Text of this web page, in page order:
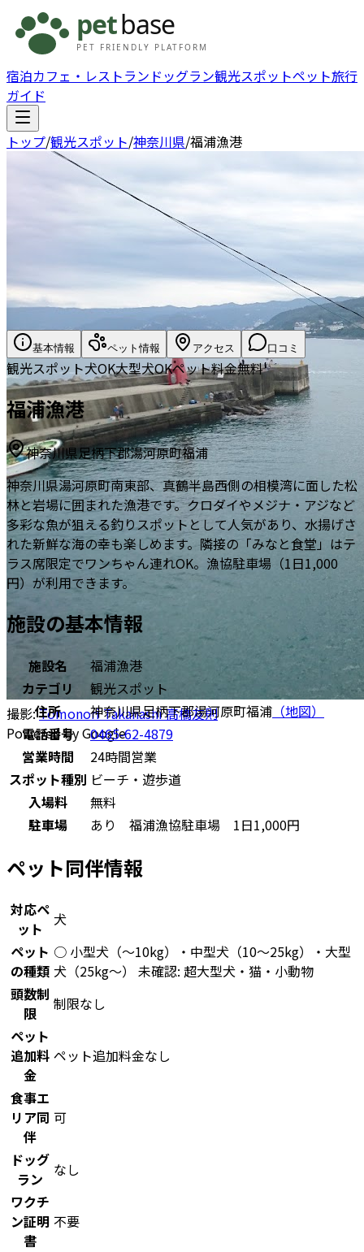
宿泊カフェ・レストラン ドッグラン観光スポットペット旅行
ガイド
トップ/観光スポット/神奈川県/福浦漁港
撮影:Tomonori Takahashi 高橋友則
Powered by Google
基本情報 ペット情報 アクセス 口コミ
観光スポット犬OK大型犬OKペット料金無料
福浦漁港
神奈川県足柄下郡湯河原町福浦
神奈川県湯河原町南東部、真鶴半島西側の相模湾に面した松
林と岩場に囲まれた漁港です。クロダイやメジナ・アジなど
多彩な魚が狙える釣りスポットとして人気があり、水揚げさ
れた新鮮な海の幸も楽しめます。隣接の「みなと食堂」はテ
ラス席限定でワンちゃん連れOK。漁協駐車場（1日1,000
円）が利用できます。
施設の基本情報
施設名
福浦漁港
カテゴリ
観光スポット
住所
神奈川県足柄下郡湯河原町福浦 （地図）
電話番号
0465-62-4879
営業時間
24時間営業
スポット種別 ビーチ・遊歩道
入場料
無料
駐車場
あり 福浦漁協駐車場 1日1,000円
ペット同伴情報
対応ペ
ット
犬
ペット
の種類
○ 小型犬（〜10kg）・中型犬（10〜25kg）・大型
犬（25kg〜） 未確認: 超大型犬・猫・小動物
頭数制
限
制限なし
ペット
追加料
金
ペット追加料金なし
食事エ
リア同
伴
可
ドッグ
ラン
なし
ワクチ
ン証明
書
不要